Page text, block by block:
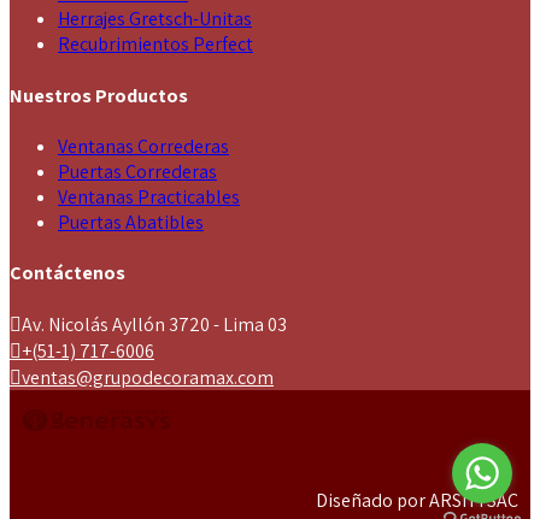
Herrajes Gretsch-Unitas
Recubrimientos Perfect
Nuestros Productos
Ventanas Correderas
Puertas Correderas
Ventanas Practicables
Puertas Abatibles
Contáctenos
Av. Nicolás Ayllón 3720 - Lima 03
+(51-1) 717-6006
ventas@grupodecoramax.com
Diseñado por ARSITI SAC